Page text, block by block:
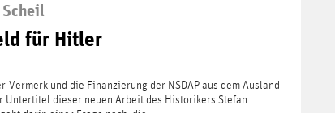
für Hitler
Vermerk und die Finanzierung der NSDAP aus dem Ausland
Untertitel dieser neuen Arbeit des Historikers Stefan